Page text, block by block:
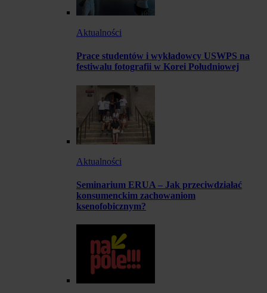
Aktualności
Prace studentów i wykładowcy USWPS na
festiwalu fotografii w Korei Południowej
Aktualności
Seminarium ERUA – Jak przeciwdziałać
konsumenckim zachowaniom
ksenofobicznym?